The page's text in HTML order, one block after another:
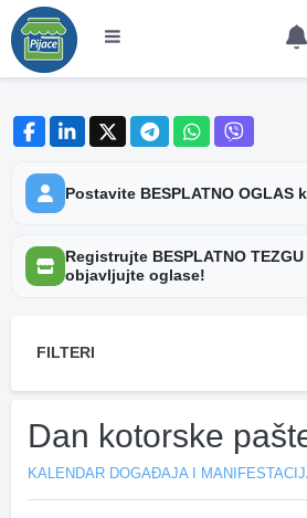
Postavite BESPLATNO OGLAS
Registrujte BESPLATNO TEZGU
objavljujte oglase!
FILTERI
Dan kotorske
KALENDAR DOGAĐAJA I